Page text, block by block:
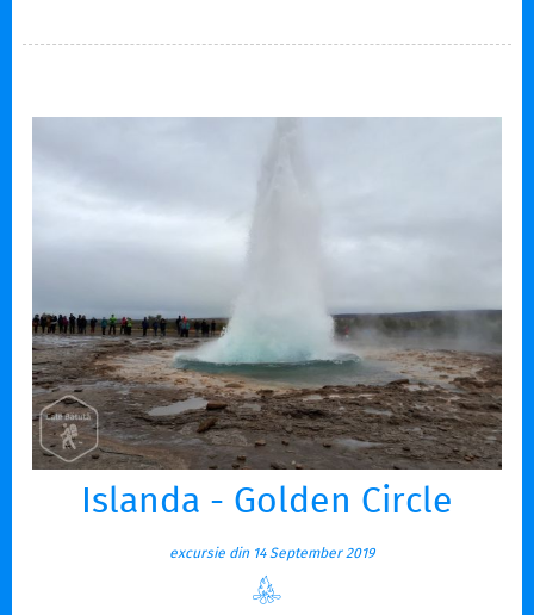
Islanda - Golden Circle
excursie din 14 September 2019